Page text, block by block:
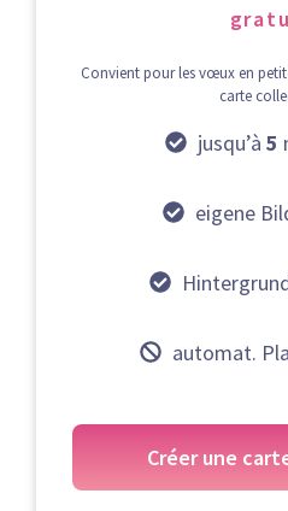
Convient pour les vœux en
carte
jusqu’à 5
eigene
automat.
Créer une